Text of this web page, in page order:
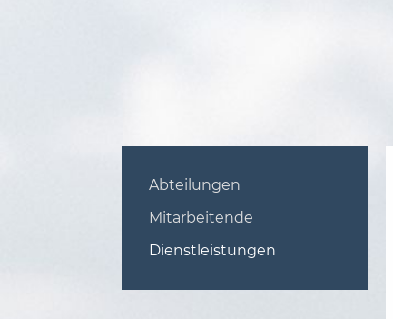
Abteilungen
Mitarbeitende
Dienstleistungen